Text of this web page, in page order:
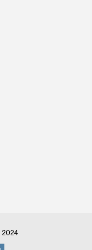
2024